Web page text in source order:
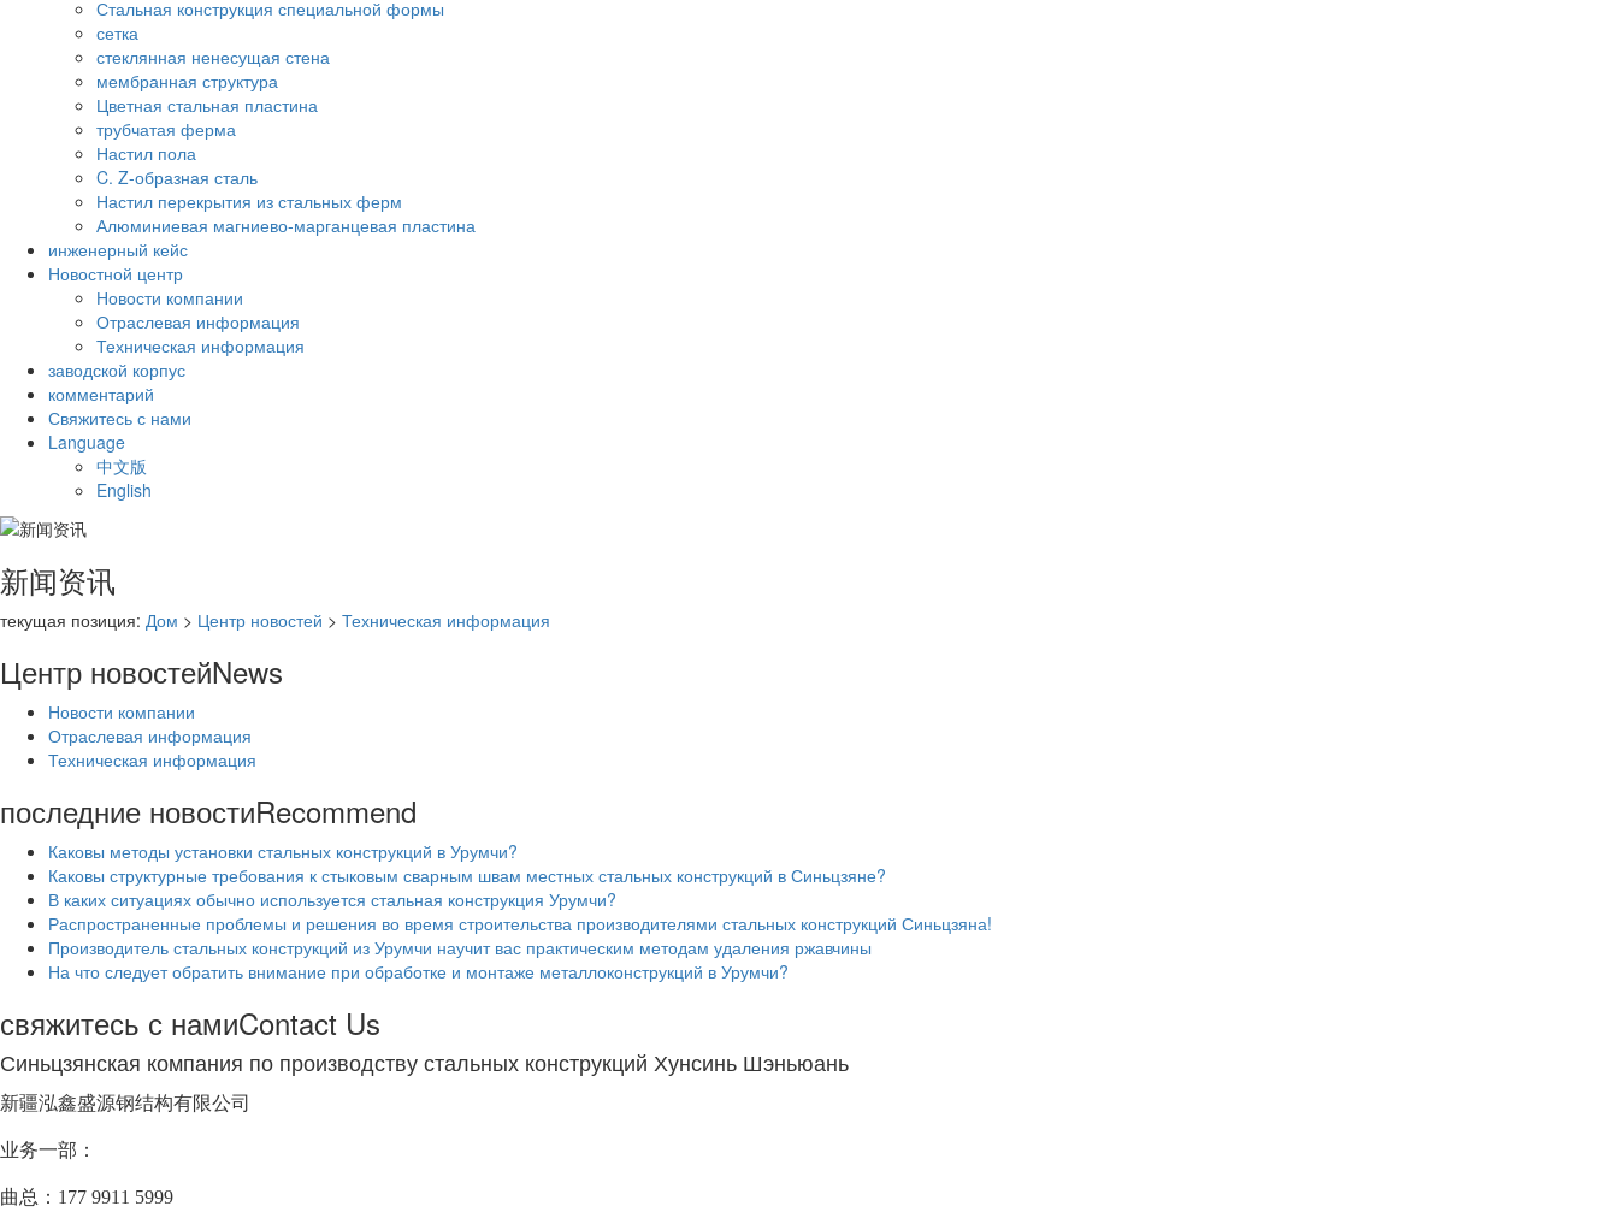
Стальная конструкция специальной формы
сетка
стеклянная ненесущая стена
мембранная структура
Цветная стальная пластина
трубчатая ферма
Настил пола
C. Z-образная сталь
Настил перекрытия из стальных ферм
Алюминиевая магниево-марганцевая пластина
инженерный кейс
Новостной центр
Новости компании
Отраслевая информация
Техническая информация
заводской корпус
комментарий
Свяжитесь с нами
Language
中文版
English
新闻资讯
текущая позиция: Дом > Центр новостей > Техническая информация
Центр новостейNews
Новости компании
Отраслевая информация
Техническая информация
последние новостиRecommend
Каковы методы установки стальных конструкций в Урумчи?
Каковы структурные требования к стыковым сварным швам местных стальных конструкций в Синьцзяне?
В каких ситуациях обычно используется стальная конструкция Урумчи?
Распространенные проблемы и решения во время строительства производителями стальных конструкций Синьцзяна!
Производитель стальных конструкций из Урумчи научит вас практическим методам удаления ржавчины
На что следует обратить внимание при обработке и монтаже металлоконструкций в Урумчи?
свяжитесь с намиContact Us
Синьцзянская компания по производству стальных конструкций Хунсинь Шэньюань
新疆泓鑫盛源钢结构有限公司
业务一部：
曲总：177 9911 5999